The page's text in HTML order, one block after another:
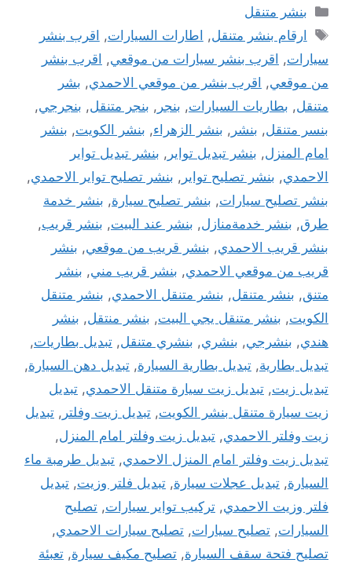
التصنيفات
بنشر متنقل
الوسوم
ارقام بنشر متنقل, اطارات السيارات, اقرب بنشر
سيارات, اقرب بنشر سيارات من موقعي, اقرب بنشر
من موقعي, اقرب بنشر من موقعي الاحمدي, بشر
متنقل, بطاريات السيارات, بنجر , بنجر متنقل, بنجرجي,
بنسر متنقل, بنشر , بنشر الزهراء, بنشر الكويت, بنشر
امام المنزل, بنشر تبديل تواير , بنشر تبديل تواير
الاحمدي, بنشر تصليح تواير , بنشر تصليح تواير الاحمدي,
بنشر تصليح سيارات, بنشر تصليح سيارة, بنشر خدمة
طرق, بنشر خدمةمنازل, بنشر عند البيت, بنشر قريب,
بنشر قريب الاحمدي, بنشر قريب من موقعي, بنشر
قريب من موقعي الاحمدي, بنشر قريب مني, بنشر
متنق, بنشر متنقل, بنشر متنقل الاحمدي, بنشر متنقل
الكويت, بنشر متنقل يجي البيت, بنشر منتقل, بنشر
هندي, بنشرجي, بنشري, بنشري متنقل, تبديل بطاريات,
تبديل بطارية, تبديل بطارية السيارة, تبديل دهن السيارة,
تبديل زيت, تبديل زيت سيارة متنقل الاحمدي, تبديل
زيت سيارة متنقل بنشر الكويت, تبديل زيت وفلتر , تبديل
زيت وفلتر الاحمدي, تبديل زيت وفلتر امام المنزل,
تبديل زيت وفلتر امام المنزل الاحمدي, تبديل طرمبة ماء
السيارة, تبديل عجلات سيارة, تبديل فلتر وزيت, تبديل
فلتر وزيت الاحمدي, تركيب تواير سيارات, تصليح
السيارات, تصليح سيارات, تصليح سيارات الاحمدي,
تصليح فتحة سقف السيارة, تصليح مكيف سيارة, تعبئة